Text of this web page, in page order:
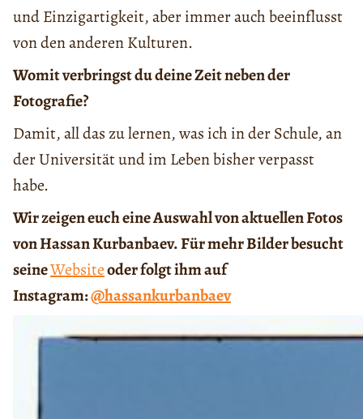
und Einzigartigkeit, aber immer auch beeinflusst
von den anderen Kulturen.
Womit verbringst du deine Zeit neben der
Fotografie?
Damit, all das zu lernen, was ich in der Schule, an
der Universität und im Leben bisher verpasst
habe.
Wir zeigen euch eine Auswahl von aktuellen Fotos
von Hassan Kurbanbaev. Für mehr Bilder besucht
seineWebsiteoder folgt ihm auf
Instagram:@hassankurbanbaev